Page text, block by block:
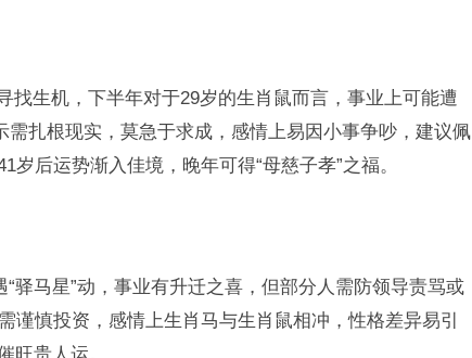
找生机，下半年对于29岁的生肖鼠而言，事业上可能遭
需扎根现实，莫急于求成，感情上易因小事争吵，建议佩
后运势渐入佳境，晚年可得“母慈子孝”之福。
驿马星”动，事业有升迁之喜，但部分人需防领导责骂或
谨慎投资，感情上生肖马与生肖鼠相冲，性格差异易引
旺贵人运。